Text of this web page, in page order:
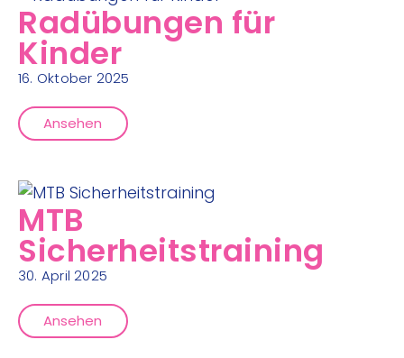
Radübungen für
Kinder
16. Oktober 2025
Ansehen
MTB
Sicherheitstraining
30. April 2025
Ansehen